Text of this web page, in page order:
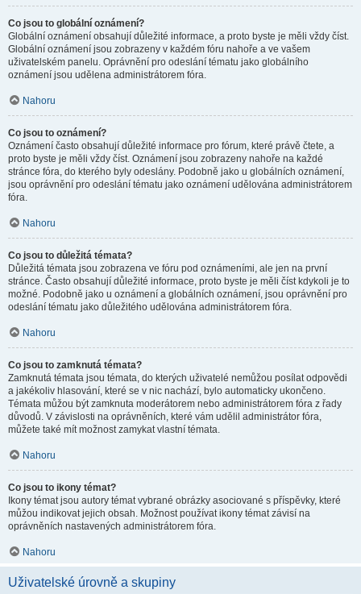
Co jsou to globální oznámení?
Globální oznámení obsahují důležité informace, a proto byste je měli vždy číst.
Globální oznámení jsou zobrazeny v každém fóru nahoře a ve vašem
uživatelském panelu. Oprávnění pro odeslání tématu jako globálního
oznámení jsou udělena administrátorem fóra.
Nahoru
Co jsou to oznámení?
Oznámení často obsahují důležité informace pro fórum, které právě čtete, a
proto byste je měli vždy číst. Oznámení jsou zobrazeny nahoře na každé
stránce fóra, do kterého byly odeslány. Podobně jako u globálních oznámení,
jsou oprávnění pro odeslání tématu jako oznámení udělována administrátorem
fóra.
Nahoru
Co jsou to důležitá témata?
Důležitá témata jsou zobrazena ve fóru pod oznámeními, ale jen na první
stránce. Často obsahují důležité informace, proto byste je měli číst kdykoli je to
možné. Podobně jako u oznámení a globálních oznámení, jsou oprávnění pro
odeslání tématu jako důležitého udělována administrátorem fóra.
Nahoru
Co jsou to zamknutá témata?
Zamknutá témata jsou témata, do kterých uživatelé nemůžou posílat odpovědi
a jakékoliv hlasování, které se v nic nachází, bylo automaticky ukončeno.
Témata můžou být zamknuta moderátorem nebo administrátorem fóra z řady
důvodů. V závislosti na oprávněních, které vám udělil administrátor fóra,
můžete také mít možnost zamykat vlastní témata.
Nahoru
Co jsou to ikony témat?
Ikony témat jsou autory témat vybrané obrázky asociované s příspěvky, které
můžou indikovat jejich obsah. Možnost používat ikony témat závisí na
oprávněních nastavených administrátorem fóra.
Nahoru
Uživatelské úrovně a skupiny